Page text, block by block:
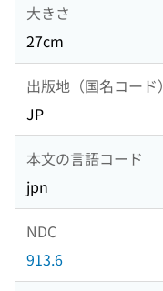
大きさ
27cm
出版地（国名コード）
JP
本文の言語コード
jpn
NDC
913.6